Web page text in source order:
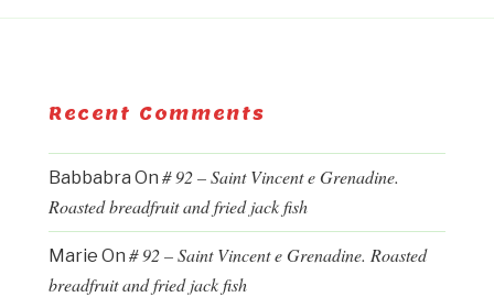
Recent Comments
Babbabra On # 92 – Saint Vincent e Grenadine.
Roasted breadfruit and fried jack fish
Marie On # 92 – Saint Vincent e Grenadine. Roasted
breadfruit and fried jack fish